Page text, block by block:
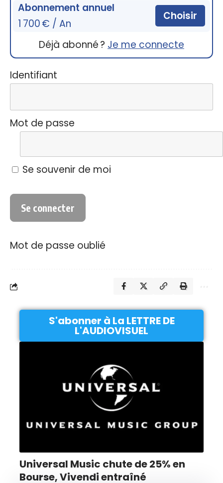
Abonnement annuel
1 700 € / An
Choisir
Déjà abonné ? Je me connecte
Identifiant
Mot de passe
Se souvenir de moi
Mot de passe oublié
S'abonner à La LETTRE DE
L'AUDIOVISUEL
Universal Music chute de 25% en
Bourse, Vivendi entraîné